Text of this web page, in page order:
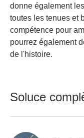
donne également
toutes les tenues et
compétence pour
pourrez également
de l'histoire.
Soluce